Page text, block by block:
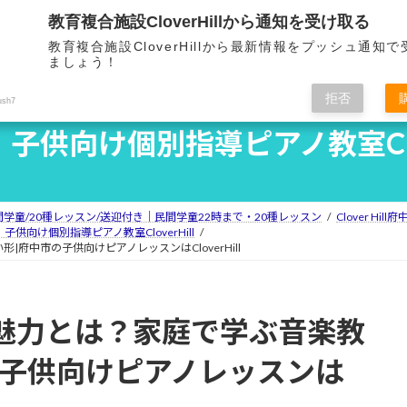
HOME OVERVIEW
子供向け個別指導ピアノ教室
童/20種レッスン/送迎付き｜民間学童22時まで・20種レッスン
Clover Hill府
子供向け個別指導ピアノ教室CloverHill
|府中市の子供向けピアノレッスンはCloverHill
力とは？家庭で学ぶ音楽教
供向けピアノレッスンは
教育複合施設CloverHillから通知を受け取る
教育複合施設CloverHillから最新情報をプッシュ通知で
ましょう！
拒否